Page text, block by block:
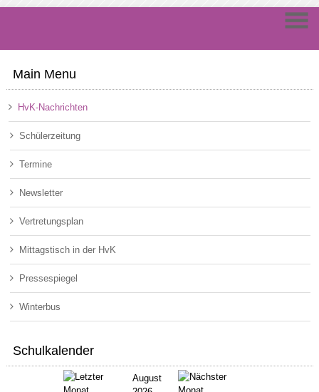
Main Menu
HvK-Nachrichten
Schülerzeitung
Termine
Newsletter
Vertretungsplan
Mittagstisch in der HvK
Pressespiegel
Winterbus
Schulkalender
August